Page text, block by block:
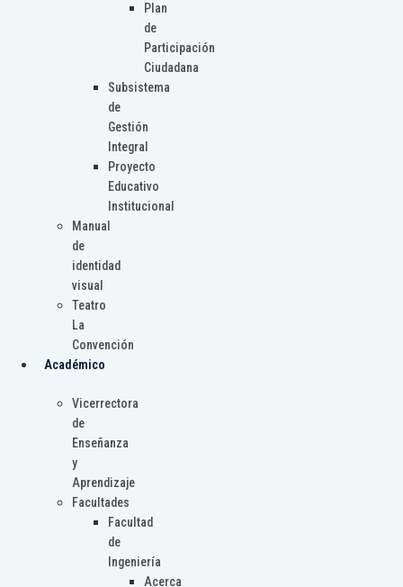
Plan
de
Participación
Ciudadana
Subsistema
de
Gestión
Integral
Proyecto
Educativo
Institucional
Manual
de
identidad
visual
Teatro
La
Convención
Académico
Vicerrectora
de
Enseñanza
y
Aprendizaje
Facultades
Facultad
de
Ingeniería
Acerca